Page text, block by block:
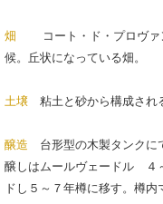
畑 コート・ド・プロヴァ
候。丘状になっている畑。
土壌 粘土と砂から構成され
醸造 台形型の木製タンクに
醸しはムールヴェードル ４
ドし５～７年樽に移す。樽